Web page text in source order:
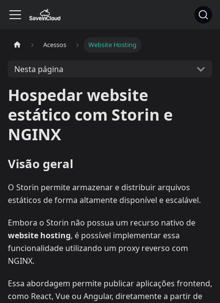
Acessos Website Hosting
Nesta página
Hospedar website
estático com Storin e
NGINX
Visão geral
O Storin permite armazenar e distribuir arquivos
estáticos de forma altamente disponível e escalável.
Embora o Storin não possua um recurso nativo de
website hosting, é possível implementar essa
funcionalidade utilizando um proxy reverso com
NGINX.
Essa abordagem permite publicar aplicações frontend,
como React, Vue ou Angular, diretamente a partir de